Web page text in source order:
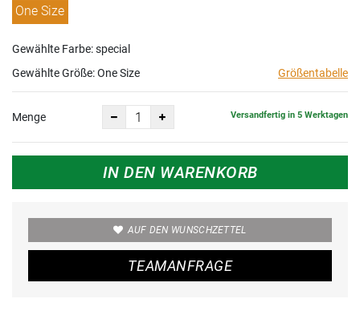
One Size
Gewählte Farbe: special
Gewählte Größe:One Size Größentabelle
Menge Versandfertig in 5 Werktagen
IN DEN WARENKORB
AUF DEN WUNSCHZETTEL
TEAMANFRAGE